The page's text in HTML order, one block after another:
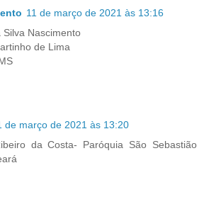
11 de março de 2021 às 13:16
Nascimento
de Lima
de março de 2021 às 13:20
da Costa- Paróquia São Sebastião